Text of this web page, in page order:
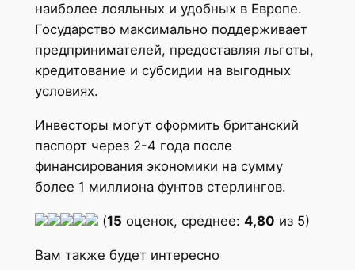
наиболее лояльных и удобных в Европе.
Государство максимально поддерживает
предпринимателей, предоставляя льготы,
кредитование и субсидии на выгодных
условиях.
Инвесторы могут оформить британский
паспорт через 2-4 года после
финансирования экономики на сумму
более 1 миллиона фунтов стерлингов.
(15 оценок, среднее: 4,80 из 5)
Вам также будет интересно